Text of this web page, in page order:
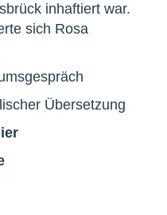
inhaftiert war.
sich Rosa
Übersetzung